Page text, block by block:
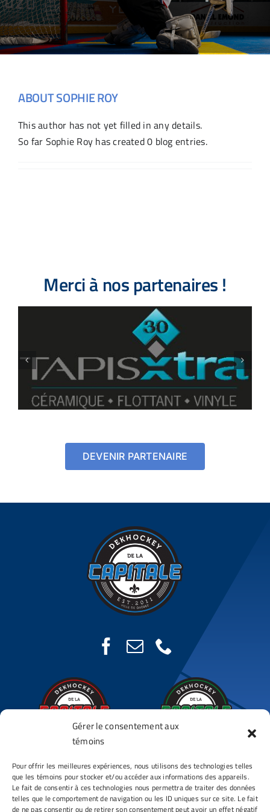
Gérer le consentement aux
témoins
Pour offrir les meilleures expériences, nous utilisons des technologies telles
que les témoins pour stocker et/ou accéder aux informations des appareils.
Le fait de consentir à ces technologies nous permettra de traiter des données
telles que le comportement de navigation ou les ID uniques sur ce site. Le fait
de ne pas consentir ou de retirer son consentement peut avoir un effet négatif
FÊTES & LOCATION
BOUTIQUE
PICKLEBALL
ABOUTSOPHIE ROY
This author has not yet filled in any details.
So far Sophie Roy has created 0 blog entries.
Merci à nos partenaires !
DEVENIR PARTENAIRE
Complexe DDLC
Chauveau
3850 Avenue Chauveau
Complexe DDLC
St-Augustin
190, Route 138